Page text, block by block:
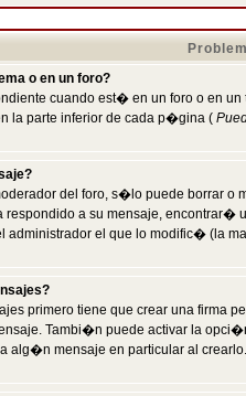
o en un foro?
cuando est� en un foro o en
la parte inferior de cada p�gina (
del foro, s�lo puede borrar o
respondido a su mensaje, encontrar�
administrador el que lo modific� (la
primero tiene que crear una firma
Tambi�n puede activar la
alg�n mensaje en particular al crearlo.